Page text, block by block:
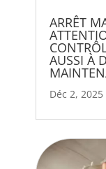
ARRÊT
AUSSI À
Déc 2, 2025